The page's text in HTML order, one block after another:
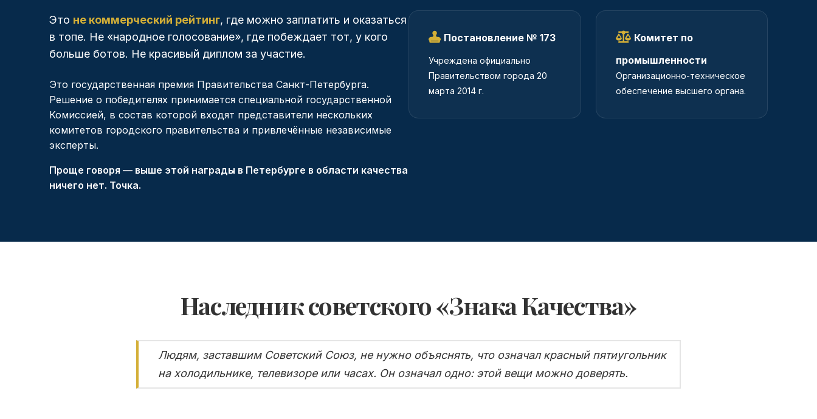
Это не коммерческий рейтинг, где можно заплатить и оказаться
в топе. Не «народное голосование», где побеждает тот, у кого
больше ботов. Не красивый диплом за участие.
Это государственная премия Правительства Санкт-Петербурга.
Решение о победителях принимается специальной государственной
Комиссией, в состав которой входят представители нескольких
комитетов городского правительства и привлечённые независимые
эксперты.
Проще говоря — выше этой награды в Петербурге в области качества
ничего нет. Точка.
Постановление № 173
Учреждена официально
Правительством города 20
марта 2014 г.
Комитет по
промышленности
Организационно-техническое
обеспечение высшего органа.
Наследник советского «Знака Качества»
Людям, заставшим Советский Союз, не нужно объяснять, что означал красный пятиугольник
на холодильнике, телевизоре или часах. Он означал одно: этой вещи можно доверять.